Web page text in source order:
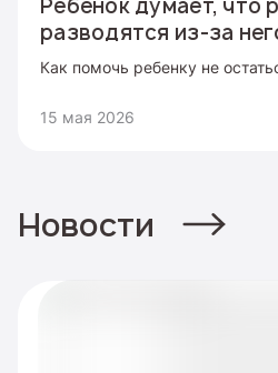
Ребенок думает, что
разводятся из-за
Как помочь ребенку не
15 мая 2026
Новости